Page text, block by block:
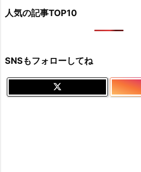
人気の記事TOP10
SNSもフォローしてね